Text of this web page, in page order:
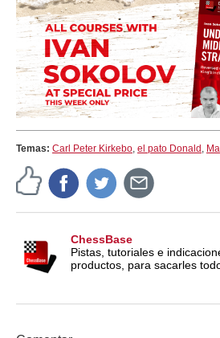
Temas: Carl Peter Kirkebo, el pato Donald ,
ChessBase
Pistas, tutoriales e
productos, para sacarles